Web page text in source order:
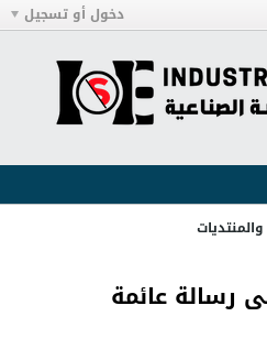
دخول أو تسجيل
رسالة عائمة